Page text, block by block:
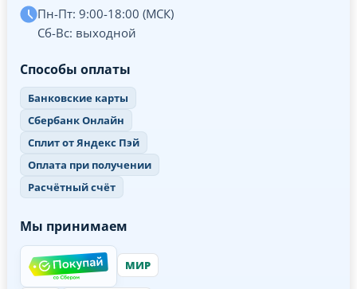
Пн-Пт: 9:00-18:00 (МСК)
Сб-Вс: выходной
Способы оплаты
Банковские карты
Сбербанк Онлайн
Сплит от Яндекс Пэй
Оплата при получении
Расчётный счёт
Мы принимаем
МИР